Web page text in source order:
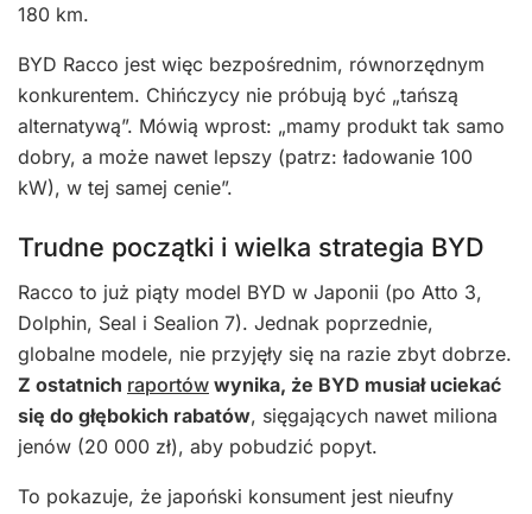
180 km.
BYD Racco jest więc bezpośrednim, równorzędnym
konkurentem. Chińczycy nie próbują być „tańszą
alternatywą”. Mówią wprost: „mamy produkt tak samo
dobry, a może nawet lepszy (patrz: ładowanie 100
kW), w tej samej cenie”.
Trudne początki i wielka strategia BYD
Racco to już piąty model BYD w Japonii (po Atto 3,
Dolphin, Seal i Sealion 7). Jednak poprzednie,
globalne modele, nie przyjęły się na razie zbyt dobrze.
Z ostatnich raportów wynika, że BYD musiał uciekać
się do głębokich rabatów, sięgających nawet miliona
jenów (20 000 zł), aby pobudzić popyt.
To pokazuje, że japoński konsument jest nieufny